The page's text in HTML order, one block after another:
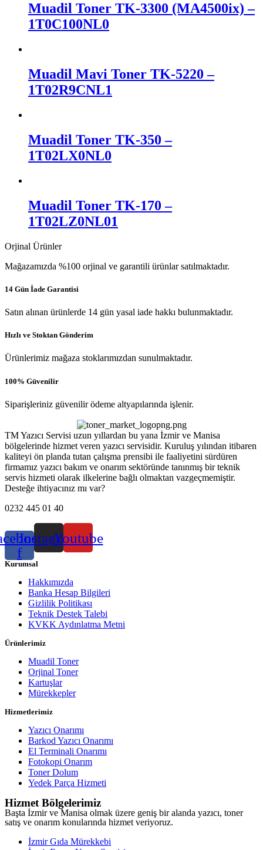
Muadil Toner TK-3300 (MA4500ix) –
1T0C100NL0
Muadil Mavi Toner TK-5220 –
1T02R9CNL1
Muadil Toner TK-350 –
1T02LX0NL0
Muadil Toner TK-170 –
1T02LZ0NL01
Orjinal Ürünler
Mağazamızda %100 orjinal ve garantili ürünlar satılmaktadır.
14 Gün İade Garantisi
Satın alınan ürünlerde 14 gün yasal iade hakkı bulunmaktadır.
Hızlı ve Stoktan Gönderim
Ürünlerimiz mağaza stoklarımızdan sunulmaktadır.
100% Güvenilir
Siparişleriniz güvenilir ödeme altyapılarında işlenir.
TM Yazıcı Servisi uzun yıllardan bu yana İzmir ve Manisa
bölgelerinde hizmet veren yazıcı servisidir. Kuruluş yılından itibaren
kaliteyi ön planda tutan çalışma prensibi ile faaliyetini sürdüren
firmamız yazıcı bakım ve onarım sektöründe tanınmış bir teknik
servis hizmeti olarak ilkelerine bağlı olmaktan vazgeçmemiştir.
Desteğe ihtiyacınız mı var?
0232 445 01 40
f
InstagramYoutube
Kurumsal
Hakkımızda
Banka Hesap Bilgileri
Gizlilik Politikası
Teknik Destek Talebi
KVKK Aydınlatma Metni
Ürünlerimiz
Muadil Toner
Orjinal Toner
Kartuşlar
Mürekkepler
Hizmetlerimiz
Yazıcı Onarımı
Barkod Yazıcı Onarımı
El Terminali Onarımı
Fotokopi Onarım
Toner Dolum
Yedek Parça Hizmeti
Hizmet Bölgelerimiz
Başta İzmir ve Manisa olmak üzere geniş bir alanda yazıcı, toner
satış ve onarım konularında hizmet veriyoruz.
İzmir Gıda Mürekkebi